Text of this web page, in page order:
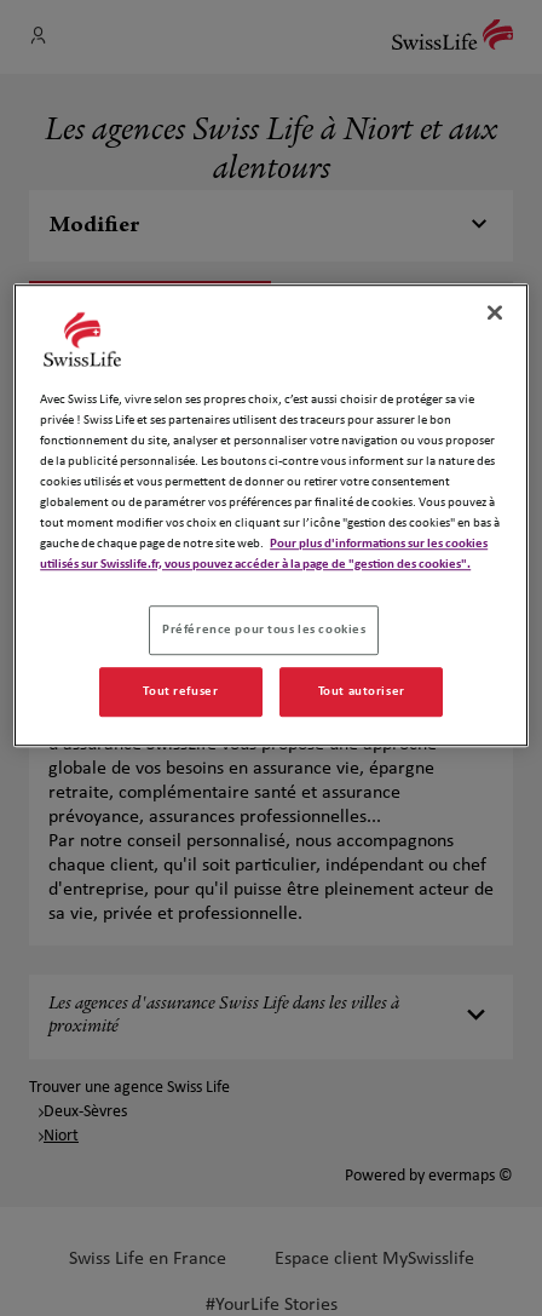
Les agences Swiss Life à Niort et aux
alentours
Modifier
1
12.78
km
Sébastien BAUDOUIN
79370 FRESSINES
Fermé aujourd'hui
Numéro
Voir plus
Vos agences d'assurances Swiss Life à
Près de chez vous à Niort, votre agent général
d'assurance SwissLife vous propose une approche
globale de vos besoins en assurance vie, épargne
retraite, complémentaire santé et assurance
prévoyance, assurances professionnelles...
Par notre conseil personnalisé, nous accompagnons
chaque client, qu'il soit particulier, indépendant ou chef
d'entreprise, pour qu'il puisse être pleinement acteur de
sa vie, privée et professionnelle.
Les agences d'assurance Swiss Life dans les villes à
proximité
Trouver une agence Swiss Life
Deux-Sèvres
Niort
Powered by evermaps ©
Swiss Life en France Espace client MySwisslife
#YourLife Stories
Avec Swiss Life, vivre selon ses propres choix, c’est aussi choisir de protéger sa vie
privée ! Swiss Life et ses partenaires utilisent des traceurs pour assurer le bon
fonctionnement du site, analyser et personnaliser votre navigation ou vous proposer
de la publicité personnalisée. Les boutons ci-contre vous informent sur la nature des
cookies utilisés et vous permettent de donner ou retirer votre consentement
globalement ou de paramétrer vos préférences par finalité de cookies. Vous pouvez à
tout moment modifier vos choix en cliquant sur l’icône "gestion des cookies" en bas à
gauche de chaque page de notre site web. Pour plus d'informations sur les cookies
utilisés sur Swisslife.fr, vous pouvez accéder à la page de "gestion des cookies".
Préférence pour tous les cookies
Tout refuser Tout autoriser